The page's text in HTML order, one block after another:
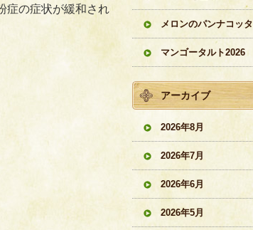
症の症状が緩和され
マンゴータルト2026
アーカイブ
2026年8月
2026年7月
2026年6月
2026年5月